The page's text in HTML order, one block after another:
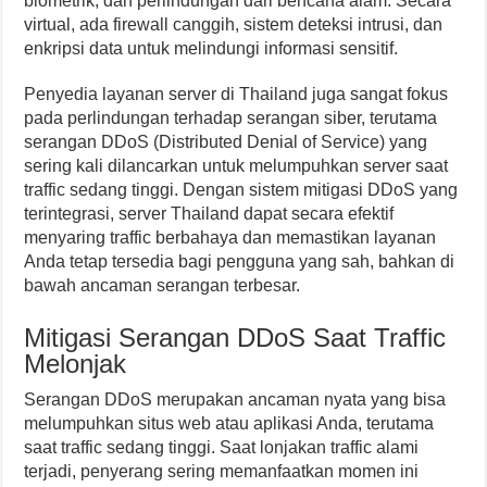
virtual, ada firewall canggih, sistem deteksi intrusi, dan
enkripsi data untuk melindungi informasi sensitif.
Penyedia layanan server di Thailand juga sangat fokus
pada perlindungan terhadap serangan siber, terutama
serangan DDoS (Distributed Denial of Service) yang
sering kali dilancarkan untuk melumpuhkan server saat
traffic sedang tinggi. Dengan sistem mitigasi DDoS yang
terintegrasi, server Thailand dapat secara efektif
menyaring traffic berbahaya dan memastikan layanan
Anda tetap tersedia bagi pengguna yang sah, bahkan di
bawah ancaman serangan terbesar.
Mitigasi Serangan DDoS Saat Traffic
Melonjak
Serangan DDoS merupakan ancaman nyata yang bisa
melumpuhkan situs web atau aplikasi Anda, terutama
saat traffic sedang tinggi. Saat lonjakan traffic alami
terjadi, penyerang sering memanfaatkan momen ini